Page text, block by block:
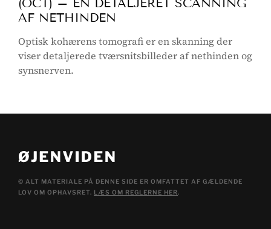
(OCT) – EN DETALJERET SCANNING
AF NETHINDEN
Optisk kohærens tomografi er en skanning der
viser detaljerede tværsnitsbilleder af nethinden og
synsnerven.
© ALT MATERIALE PÅ DENNE SIDE ER OMFATTET AF GÆLDENDE
LOV OM OPHAVSRET. LÆS OM REGLERNE HER.